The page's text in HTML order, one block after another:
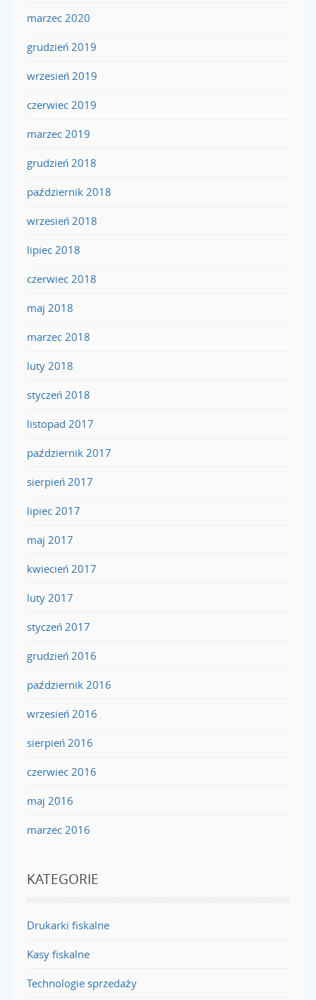
marzec 2020
grudzień 2019
wrzesień 2019
czerwiec 2019
marzec 2019
grudzień 2018
październik 2018
wrzesień 2018
lipiec 2018
czerwiec 2018
maj 2018
marzec 2018
luty 2018
styczeń 2018
listopad 2017
październik 2017
sierpień 2017
lipiec 2017
maj 2017
kwiecień 2017
luty 2017
styczeń 2017
grudzień 2016
październik 2016
wrzesień 2016
sierpień 2016
czerwiec 2016
maj 2016
marzec 2016
KATEGORIE
Drukarki fiskalne
Kasy fiskalne
Technologie sprzedaży